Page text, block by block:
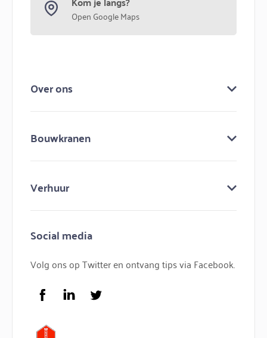
Open Google Maps
Over ons
Keuringen
Bouwkranen
Lijmkranen
Hijskranen
Verhuur
Bouwkraan huren
Bouwlift huren
FAQ
Social media
Volg ons op Twitter en ontvang tips via Facebook.
FacebookLinkedInTwitter